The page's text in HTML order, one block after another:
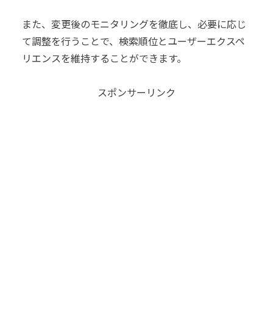
また、変更後のモニタリングを徹底し、必要に応じ
て調整を行うことで、検索順位とユーザーエクスペ
リエンスを維持することができます。
スポンサーリンク